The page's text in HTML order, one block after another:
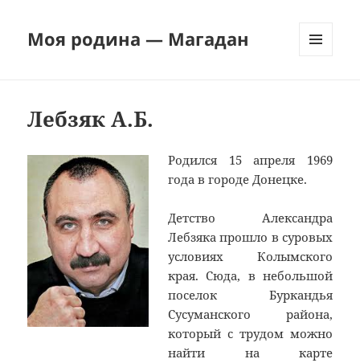
Моя родина — Магадан
Лебзяк А.Б.
Родился 15 апреля 1969
года в городе Донецке.
Детство Александра
Лебзяка прошло в суровых
условиях Колымского
края. Сюда, в небольшой
поселок Буркандья
Сусуманского района,
который с трудом можно
найти на карте